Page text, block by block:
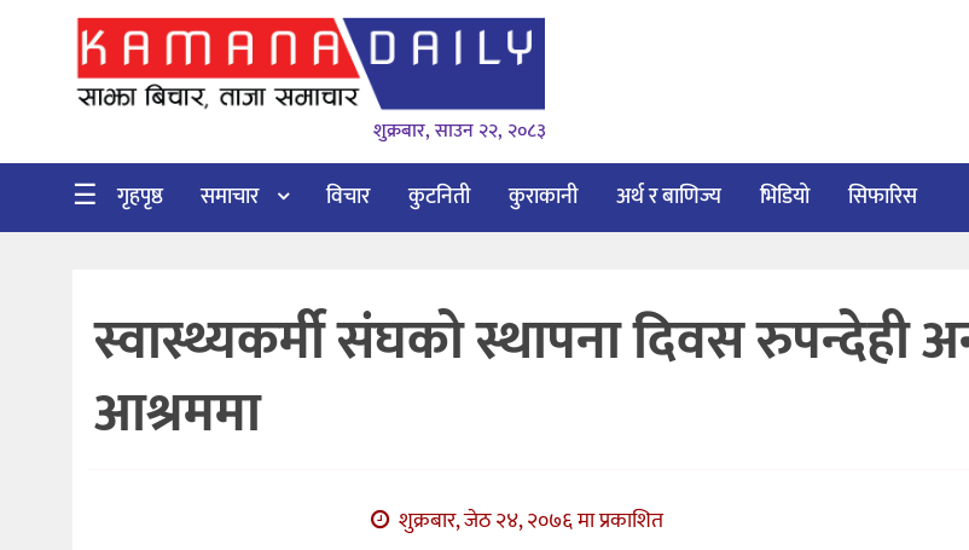
गृहपृष्ठ
विचार
कुटनिती
बाणिज्य
शुक्रबार, साउन २२, २०८३
☰ गृहपृष्ठ समाचार विचार कुटनिती कुराकानी अर्थ र बाणिज्य भिडियो सिफारिस
स्वास्थ्यकर्मी संघको स्थापना दिवस रुपन्देही
आश्रममा
शुक्रबार, जेठ २४, २०७६ मा प्रकाशित